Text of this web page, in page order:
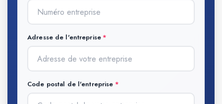
Adresse de l'entreprise
Code postal de l'entreprise